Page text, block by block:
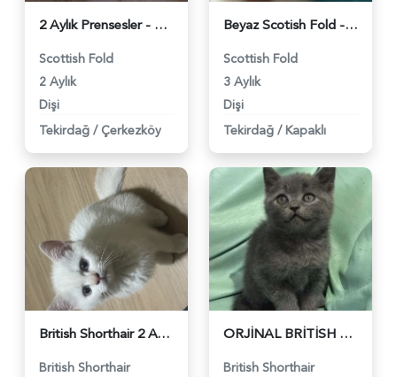
2 Aylık Prensesler - 3452
Scottish Fold
2 Aylık
Dişi
Tekirdağ / Çerkezköy
Beyaz Scotish Fold - 2739
Scottish Fold
3 Aylık
Dişi
Tekirdağ / Kapaklı
British Shorthair 2 AYlık Yavrularımız - 981
British Shorthair
ORJİNAL BRİTİSH SHORTHAİR YAVRULARIMIZ - 453
British Shorthair